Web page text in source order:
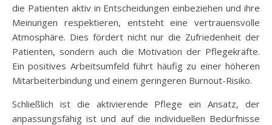
die Patienten aktiv in Entscheidungen einbeziehen und ihre
Meinungen respektieren, entsteht eine vertrauensvolle
Atmosphäre. Dies fördert nicht nur die Zufriedenheit der
Patienten, sondern auch die Motivation der Pflegekräfte.
Ein positives Arbeitsumfeld führt häufig zu einer höheren
Mitarbeiterbindung und einem geringeren Burnout-Risiko.
Schließlich ist die aktivierende Pflege ein Ansatz, der
anpassungsfähig ist und auf die individuellen Bedürfnisse